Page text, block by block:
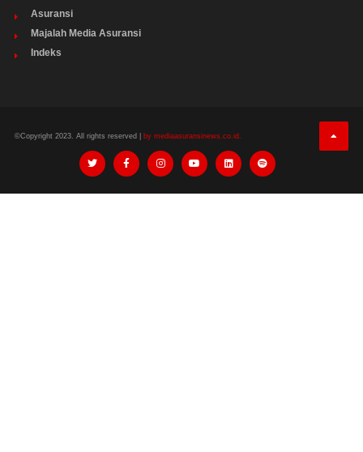
Asuransi
Majalah Media Asuransi
Indeks
©Copyright 2023. All rights reserved | by mediaasuransinews.co.id.